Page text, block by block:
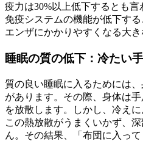
疫力は30%以上低下するとも
免疫システムの機能が低下す
エンザにかかりやすくなる大き
睡眠の質の低下：冷たい
質の良い睡眠に入るためには
があります。その際、身体は
を放散します。しかし、冷え
この熱放散がうまくいかず、
ん。その結果、「布団に入っ